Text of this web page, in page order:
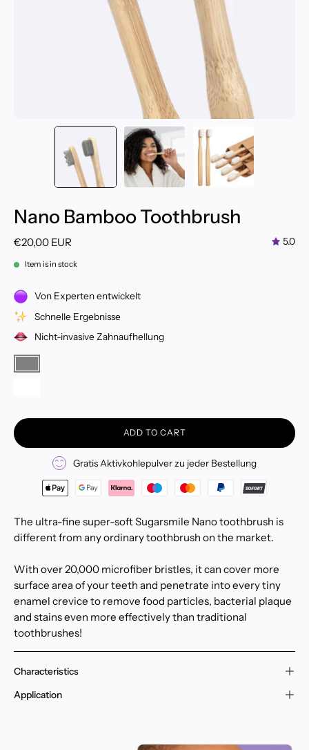
Nano Bamboo Toothbrush
€20,00 EUR 5.0
Item is in stock
Von Experten entwickelt
Schnelle Ergebnisse
Nicht-invasive Zahnaufhellung
COLOR
Gray
ADD TO CART
Gratis Aktivkohlepulver zu jeder Bestellung
The ultra-fine super-soft Sugarsmile Nano toothbrush is
different from any ordinary toothbrush on the market.
With over 20,000 microfiber bristles, it can cover more
surface area of ​​your teeth and penetrate into every tiny
enamel crevice to remove food particles, bacterial plaque
and stains even more effectively than traditional
toothbrushes!
Characteristics
Application